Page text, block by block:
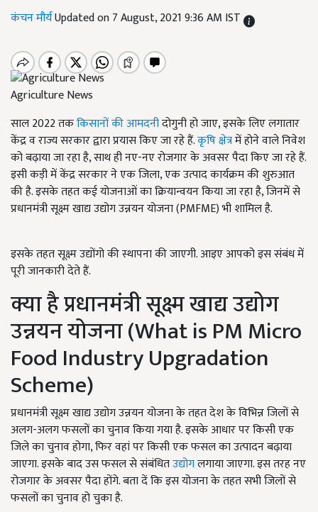
कंचन मौर्यUpdated on 7 August, 2021 9:36 AM IST
Agriculture News
साल 2022 तककिसानों की आमदनीदोगुनी हो जाए, इसके लिए लगातार
केंद्र व राज्य सरकार द्वारा प्रयास किए जा रहे हैं.कृषि क्षेत्रमें होने वाले निवेश
को बढ़ाया जा रहा है, साथ ही नए-नए रोजगार के अवसर पैदा किए जा रहे हैं.
इसी कड़ी में केंद्र सरकार ने एक जिला, एक उत्पाद कार्यक्रम की शुरुआत
की है. इसके तहत कई योजनाओं का क्रियान्वयन किया जा रहा है, जिनमें से
प्रधानमंत्री सूक्ष्म खाद्य उद्योग उन्नयन योजना (PMFME) भी शामिल है.
इसके तहत सूक्ष्म उद्योंगो की स्थापना की जाएगी. आइए आपको इस संबंध में
पूरी जानकारी देते हैं.
क्या है प्रधानमंत्री सूक्ष्म खाद्य उद्योग
उन्नयन योजना (What is PM Micro
Food Industry Upgradation
Scheme)
प्रधानमंत्री सूक्ष्म खाद्य उद्योग उन्नयन योजना के तहत देश के विभिन्न जिलों से
अलग-अलग फसलों का चुनाव किया गया है. इसके आधार पर किसी एक
जिले का चुनाव होगा, फिर वहां पर किसी एक फसल का उत्पादन बढ़ाया
जाएगा. इसके बाद उस फसल से संबंधितउद्योगलगाया जाएगा. इस तरह नए
रोजगार के अवसर पैदा होंगे. बता दें कि इस योजना के तहत सभी जिलों से
फसलों का चुनाव हो चुका है.